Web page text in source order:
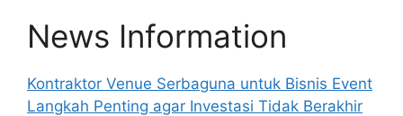
v
eNews Information
Kontraktor Venue Serbaguna untuk Bisnis Event
Langkah Penting agar Investasi Tidak Berakhir